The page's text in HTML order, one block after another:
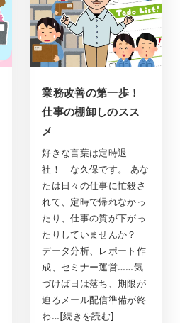
業務改善の第一歩！
仕事の棚卸しのスス
メ
好きな言葉は定時退
社！ な久保です。 あな
たは日々の仕事に忙殺さ
れて、定時で帰れなかっ
たり、仕事の質が下がっ
たりしていませんか？
データ分析、レポート作
成、セミナー運営……気
づけば日は落ち、期限が
迫るメール配信準備が終
わ…[続きを読む]